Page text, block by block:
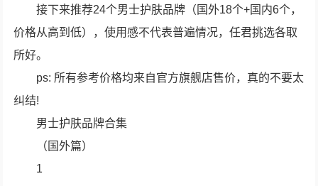
接下来推荐24个男士护肤品牌（国外18个+国内6个，
价格从高到低），使用感不代表普遍情况，任君挑选各取
所好。
ps: 所有参考价格均来自官方旗舰店售价，真的不要太
纠结!
男士护肤品牌合集
（国外篇）
1